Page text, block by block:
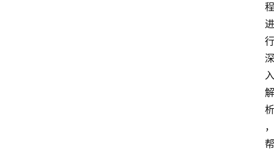
程
进
行
深
入
解
析
，
帮